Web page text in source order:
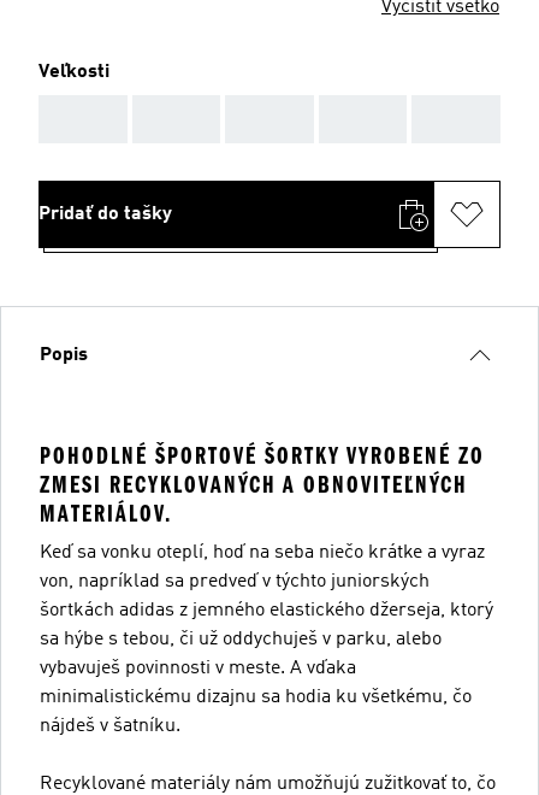
Vyčistiť všetko
Veľkosti
Pridať do tašky
Popis
POHODLNÉ ŠPORTOVÉ ŠORTKY VYROBENÉ ZO
ZMESI RECYKLOVANÝCH A OBNOVITEĽNÝCH
MATERIÁLOV.
Keď sa vonku oteplí, hoď na seba niečo krátke a vyraz
von, napríklad sa predveď v týchto juniorských
šortkách adidas z jemného elastického džerseja, ktorý
sa hýbe s tebou, či už oddychuješ v parku, alebo
vybavuješ povinnosti v meste. A vďaka
minimalistickému dizajnu sa hodia ku všetkému, čo
nájdeš v šatníku.
Recyklované materiály nám umožňujú zužitkovať to, čo